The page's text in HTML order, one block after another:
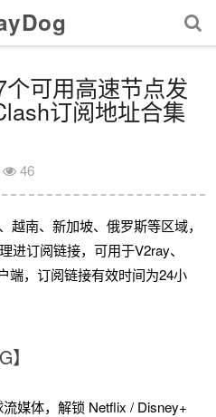
可用高速节点发
订阅地址合集
46
南、新加坡、俄罗斯等区域，
进订阅链接，可用于V2ray、
端，订阅链接有效时间为24小
媒体，解锁 Netflix / Disney+